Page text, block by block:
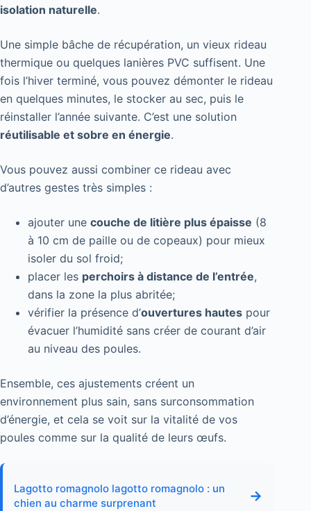
isolation naturelle.
Une simple bâche de récupération, un vieux rideau
thermique ou quelques lanières PVC suffisent. Une
fois l’hiver terminé, vous pouvez démonter le rideau
en quelques minutes, le stocker au sec, puis le
réinstaller l’année suivante. C’est une solution
réutilisable et sobre en énergie.
Vous pouvez aussi combiner ce rideau avec
d’autres gestes très simples :
ajouter une couche de litière plus épaisse (8
à 10 cm de paille ou de copeaux) pour mieux
isoler du sol froid;
placer les perchoirs à distance de l’entrée,
dans la zone la plus abritée;
vérifier la présence d’ouvertures hautes pour
évacuer l’humidité sans créer de courant d’air
au niveau des poules.
Ensemble, ces ajustements créent un
environnement plus sain, sans surconsommation
d’énergie, et cela se voit sur la vitalité de vos
poules comme sur la qualité de leurs œufs.
Lagotto romagnolo lagotto romagnolo : un
chien au charme surprenant
→